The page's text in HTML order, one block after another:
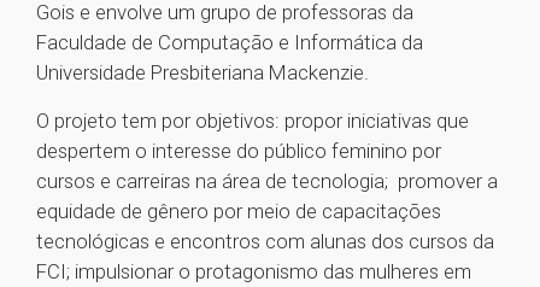
Gois e envolve um grupo de professoras da
Faculdade de Computação e Informática da
Universidade Presbiteriana Mackenzie.
O projeto tem por objetivos: propor iniciativas que
despertem o interesse do público feminino por
cursos e carreiras na área de tecnologia; promover a
equidade de gênero por meio de capacitações
tecnológicas e encontros com alunas dos cursos da
FCI; impulsionar o protagonismo das mulheres em